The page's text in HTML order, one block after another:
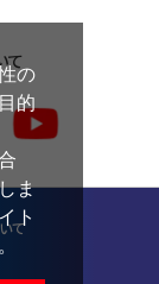
の
的
ま
ト
て
て